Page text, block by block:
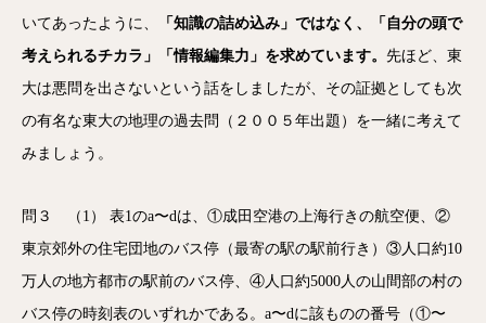
いてあったように、
「知識の詰め込み」ではなく、「自分の頭で
考えられるチカラ」「情報編集力」を求めています。 先ほど、東
大は悪問を出さないという話をしましたが、その証拠としても次
の有名な東大の地理の過去問（２００５年出題）を一緒に考えて
みましょう。
問３ （1） 表1のa〜dは、①成田空港の上海行きの航空便、②
東京郊外の住宅団地のバス停（最寄の駅の駅前行き）③人口約10
万人の地方都市の駅前のバス停、④人口約5000人の山間部の村の
バス停の時刻表のいずれかである。a〜dに該ものの番号（①〜